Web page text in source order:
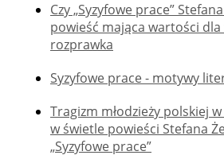
Czy „Syzyfowe prace”
powieść mająca wartości dla
rozprawka
Syzyfowe prace - motywy
Tragizm młodzieży polskiej
w świetle powieści Stefana
„Syzyfowe prace”